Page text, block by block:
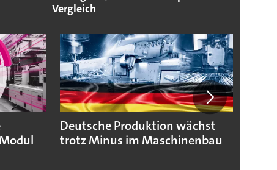
Vergleich
Deutsche Produktion wächst
trotz Minus im Maschinenbau